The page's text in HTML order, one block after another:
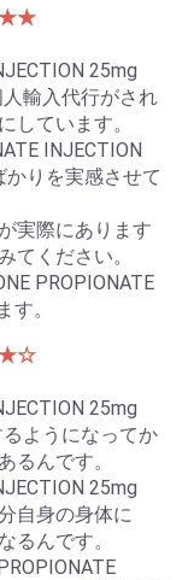
25mg
輸入代行がされ
しています。
INJECTION
りを実感させて
実際にあります
てください。
PROPIONATE
す。
25mg
ようになってか
るんです。
25mg
自身の身体に
るんです。